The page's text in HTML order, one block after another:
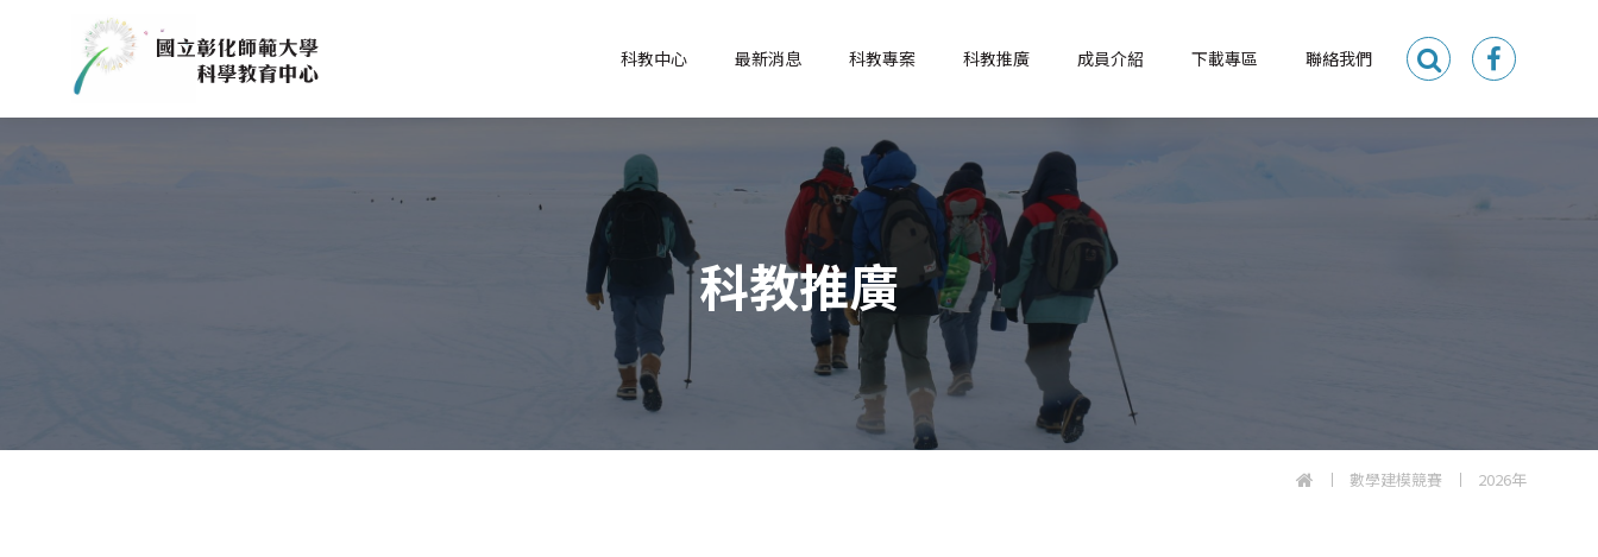
科教中心 最新消息 科教專案 科教推廣 成員介紹 下載專區 聯絡我們
科教推廣
數學建模競賽 2026年